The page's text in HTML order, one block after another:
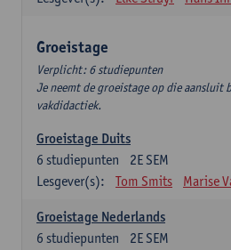
Groeistage
Verplicht: 6 studiepunten
Je neemt de groeistage op die aansluit
vakdidactiek.
Groeistage Duits
2E SEM
6 studiepunten
Lesgever(s):
Tom Smits Marise
Groeistage Nederlands
2E SEM
6 studiepunten